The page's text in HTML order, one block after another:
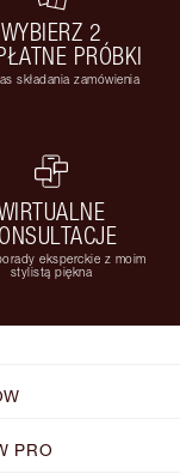
WYBIERZ 2
PRÓBKI
składania zamówienia
eksperckie z moim
stylistą piękna
PRO